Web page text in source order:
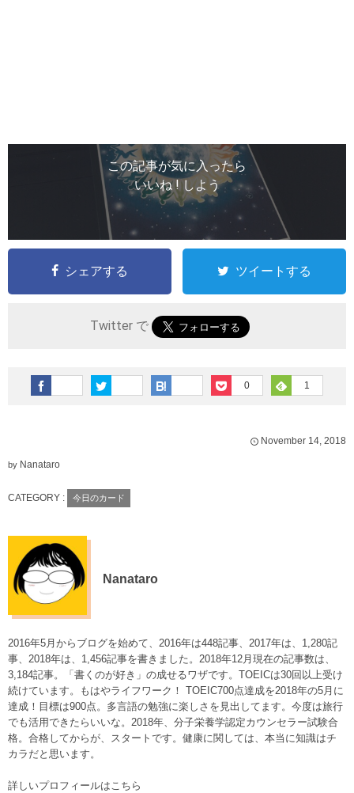
この記事が気に入ったら
いいね ! しよう
シェアする ツイートする
Twitter で
0 1
November 14, 2018
by Nanataro
CATEGORY : 今日のカード
Nanataro
2016年5月からブログを始めて、2016年は448記事、2017年は、1,280記
事、2018年は、1,456記事を書きました。2018年12月現在の記事数は、
3,184記事。「書くのが好き」の成せるワザです。TOEICは30回以上受け
続けています。もはやライフワーク！ TOEIC700点達成を2018年の5月に
達成！目標は900点。多言語の勉強に楽しさを見出してます。今度は旅行
でも活用できたらいいな。2018年、分子栄養学認定カウンセラー試験合
格。合格してからが、スタートです。健康に関しては、本当に知識はチ
カラだと思います。
詳しいプロフィールはこちら